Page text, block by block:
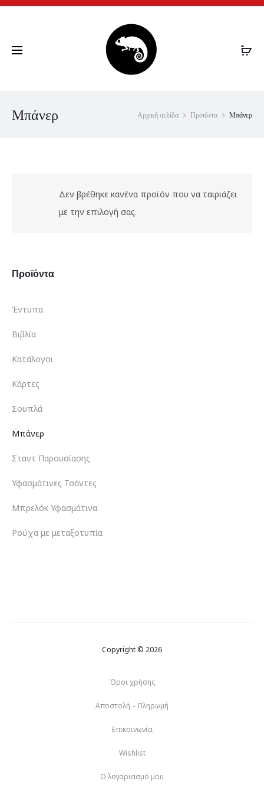
Μπάνερ Αρχική σελίδα Προϊόντα Μπάνερ
Δεν βρέθηκε κανένα προϊόν που να ταιριάζει
με την επιλογή σας.
Προϊόντα
Έντυπα
Βιβλία
Κατάλογοι
Κάρτες
Σουπλά
Μπάνερ
Σταντ Παρουσίασης
Υφασμάτινες Τσάντες
Μπρελόκ Υφασμάτινα
Ρούχα με μεταξοτυπία
Copyright © 2026
Όροι χρήσης
Αποστολή – Πληρωμή
Επικοινωνία
Wishlist
Ο λογαριασμό μου